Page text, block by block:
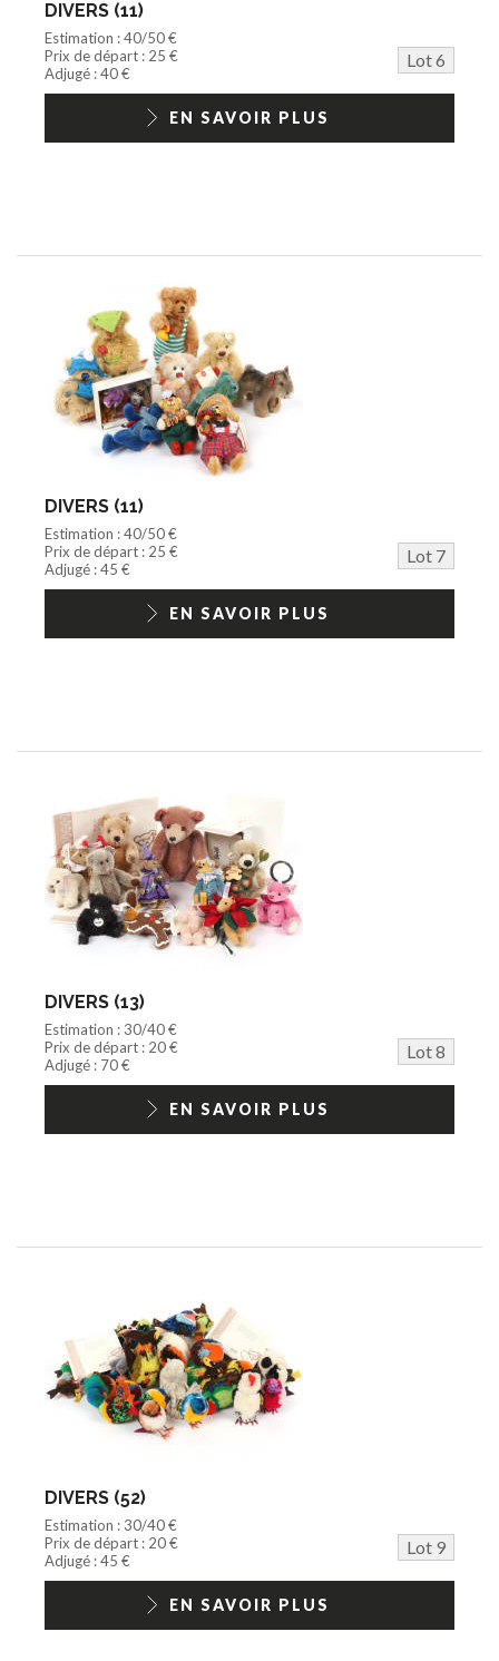
DIVERS (11)
Estimation : 40/50 €
Prix de départ : 25 €
Lot 6
Adjugé : 40 €
EN SAVOIR PLUS
DIVERS (11)
Estimation : 40/50 €
Prix de départ : 25 €
Lot 7
Adjugé : 45 €
EN SAVOIR PLUS
DIVERS (13)
Estimation : 30/40 €
Prix de départ : 20 €
Lot 8
Adjugé : 70 €
EN SAVOIR PLUS
DIVERS (52)
Estimation : 30/40 €
Prix de départ : 20 €
Lot 9
Adjugé : 45 €
EN SAVOIR PLUS